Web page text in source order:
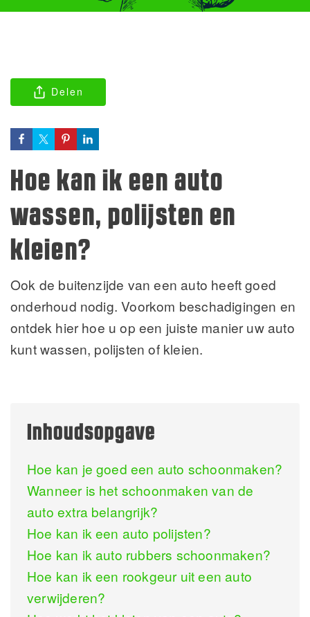
Delen
Hoe kan ik een auto
wassen, polijsten en
kleien?
Ook de buitenzijde van een auto heeft goed
onderhoud nodig. Voorkom beschadigingen en
ontdek hier hoe u op een juiste manier uw auto
kunt wassen, polijsten of kleien.
Inhoudsopgave
Hoe kan je goed een auto schoonmaken?
Wanneer is het schoonmaken van de
auto extra belangrijk?
Hoe kan ik een auto polijsten?
Hoe kan ik auto rubbers schoonmaken?
Hoe kan ik een rookgeur uit een auto
verwijderen?